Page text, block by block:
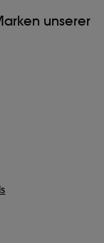
unserer